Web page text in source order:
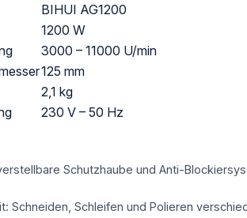
BIHUI AG1200
1200 W
3000 – 11000 U/min
125 mm
2,1 kg
230 V – 50 Hz
Schutzhaube und Anti-
Schneiden, Schleifen und Polieren